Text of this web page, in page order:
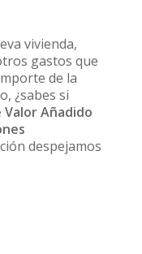
vivienda,
gastos que
de la
¿sabes si
Añadido
despejamos